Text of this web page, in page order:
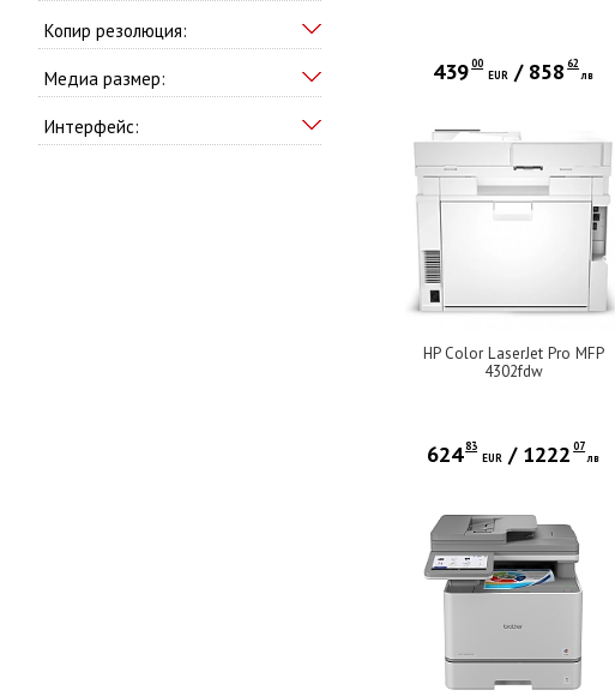
Копир резолюция:
Медиа размер:
Интерфейс:
43900
EUR / 858 62
лв
HP Color LaserJet Pro MFP
4302fdw
62483
EUR / 1222 07
лв